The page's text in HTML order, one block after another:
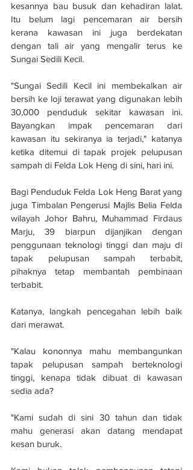
kesannya bau busuk dan kehadiran lalat.
Itu belum lagi pencemaran air bersih
kerana kawasan ini juga berdekatan
dengan tali air yang mengalir terus ke
Sungai Sedili Kecil.
"Sungai Sedili Kecil ini membekalkan air
bersih ke loji terawat yang digunakan lebih
30,000 penduduk sekitar kawasan ini.
Bayangkan impak pencemaran dari
kawasan itu sekiranya ia terjadi," katanya
ketika ditemui di tapak projek pelupusan
sampah di Felda Lok Heng di sini, hari ini.
Bagi Penduduk Felda Lok Heng Barat yang
juga Timbalan Pengerusi Majlis Belia Felda
wilayah Johor Bahru, Muhammad Firdaus
Marju, 39 biarpun dijanjikan dengan
penggunaan teknologi tinggi dan maju di
tapak pelupusan sampah terbabit,
pihaknya tetap membantah pembinaan
terbabit.
Katanya, langkah pencegahan lebih baik
dari merawat.
"Kalau kononnya mahu membangunkan
tapak pelupusan sampah berteknologi
tinggi, kenapa tidak dibuat di kawasan
sedia ada?
"Kami sudah di sini 30 tahun dan tidak
mahu generasi akan datang mendapat
kesan buruk.